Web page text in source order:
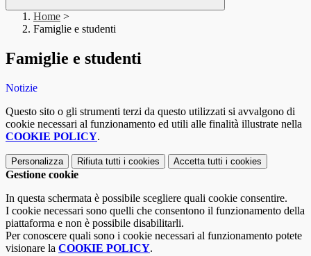
Home >
Famiglie e studenti
Famiglie e studenti
Notizie
Questo sito o gli strumenti terzi da questo utilizzati si avvalgono di
cookie necessari al funzionamento ed utili alle finalità illustrate nella
COOKIE POLICY.
Personalizza Rifiuta tutti i cookies Accetta tutti i cookies
Gestione cookie
In questa schermata è possibile scegliere quali cookie consentire.
I cookie necessari sono quelli che consentono il funzionamento della
piattaforma e non è possibile disabilitarli.
Per conoscere quali sono i cookie necessari al funzionamento potete
visionare la COOKIE POLICY.